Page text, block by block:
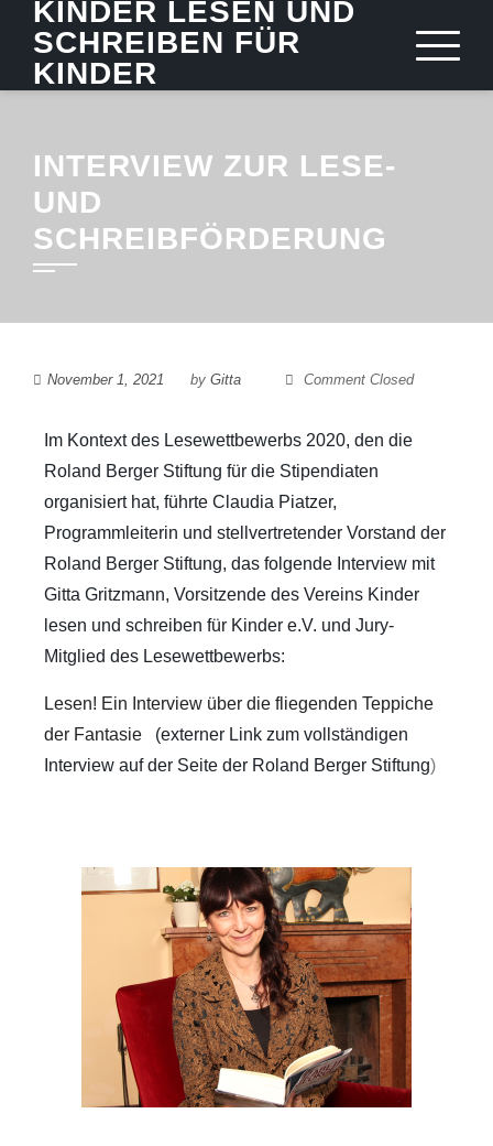
KINDER LESEN UND
SCHREIBEN FÜR
KINDER
INTERVIEW ZUR LESE-
UND
SCHREIBFÖRDERUNG
November 1, 2021 by Gitta Comment Closed
Im Kontext des Lesewettbewerbs 2020, den die
Roland Berger Stiftung für die Stipendiaten
organisiert hat, führte Claudia Piatzer,
Programmleiterin und stellvertretender Vorstand der
Roland Berger Stiftung, das folgende Interview mit
Gitta Gritzmann, Vorsitzende des Vereins Kinder
lesen und schreiben für Kinder e.V. und Jury-
Mitglied des Lesewettbewerbs:
Lesen! Ein Interview über die fliegenden Teppiche
der Fantasie
(externer Link zum vollständigen
Interview auf der Seite der Roland Berger Stiftung)